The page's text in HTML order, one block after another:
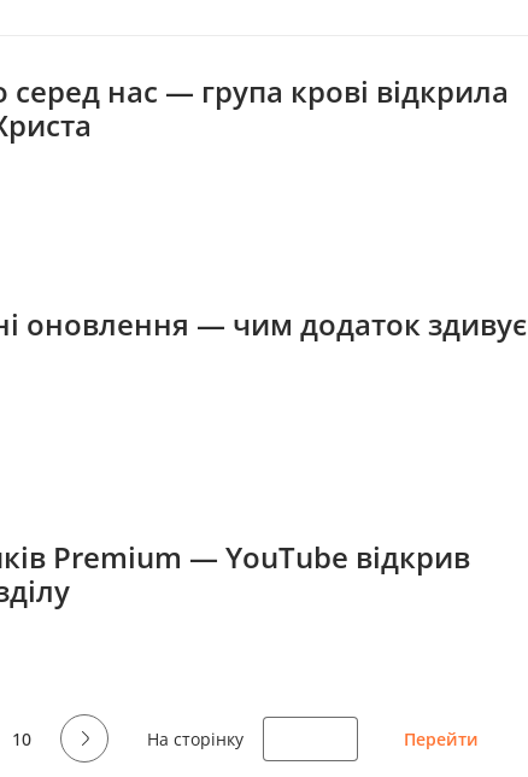
нас — група крові відкрила
оновлення — чим додаток здивує
Premium — YouTube відкрив
10 На сторінку Перейти